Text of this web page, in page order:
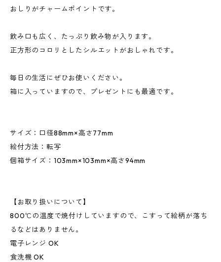
おしりがチャームポイントです。
飲み口も広く、たっぷり飲み物が入ります。
正方形のコロリとしたシルエットがおしゃれです。
毎日の生活にぜひお使いください。
箱に入っていますので、プレゼントにも最適です。
サイズ：口径88mm×高さ77mm
絵付方法：転写
個箱サイズ：103mm×103mm×高さ94mm
【お取り扱いについて】
800℃の温度で焼付けしていますので、こすって絵柄が落ち
るなどはありません。
電子レンジ OK
食洗機 OK